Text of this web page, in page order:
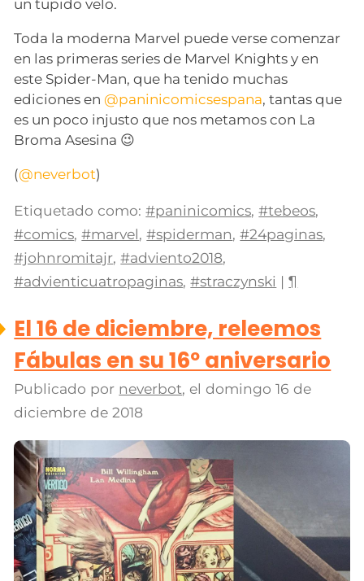
un tupido velo.
Toda la moderna Marvel puede verse comenzar
en las primeras series de Marvel Knights y en
este Spider-Man, que ha tenido muchas
ediciones en @paninicomicsespana, tantas que
es un poco injusto que nos metamos con La
Broma Asesina 😉
(@neverbot)
Etiquetado como: #paninicomics,#tebeos,
#comics,#marvel,#spiderman,#24paginas,
#johnromitajr,#adviento2018,
#advienticuatropaginas,#straczynski |¶
El 16 de diciembre, releemos
Fábulas en su 16º aniversario
Publicado por neverbot, eldomingo 16 de
diciembre de 2018